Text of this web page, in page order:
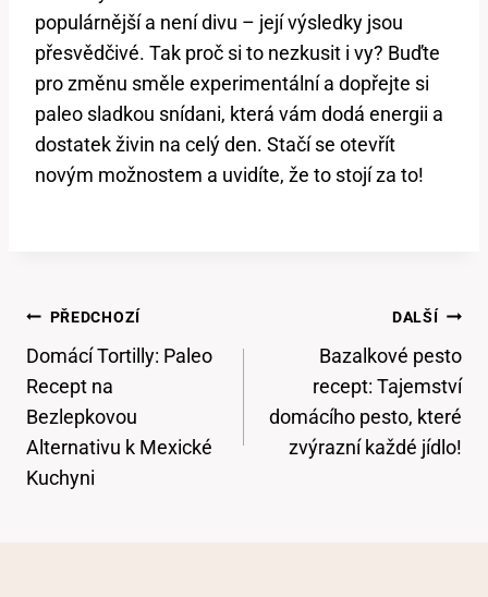
populárnější a není divu – její výsledky jsou
přesvědčivé. Tak proč si to nezkusit i vy? Buďte
pro změnu směle experimentální a dopřejte si
paleo sladkou snídani, která vám dodá energii a
dostatek živin na celý den. Stačí se otevřít
novým možnostem a uvidíte, že to stojí za to!
Navigace
Pro
Příspěvek
PŘEDCHOZÍ
Domácí Tortilly: Paleo
Recept na
Bezlepkovou
Alternativu k Mexické
Kuchyni
DALŠÍ
Bazalkové pesto
recept: Tajemství
domácího pesto, které
zvýrazní každé jídlo!